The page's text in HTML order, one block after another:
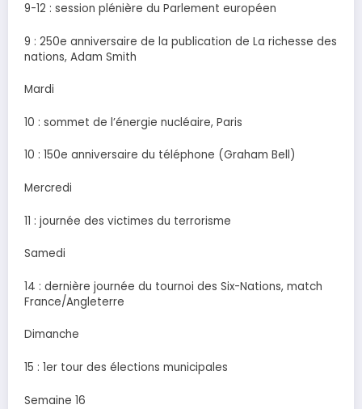
9-12 : session plénière du Parlement européen
9 : 250e anniversaire de la publication de La richesse des
nations, Adam Smith
Mardi
10 : sommet de l’énergie nucléaire, Paris
10 : 150e anniversaire du téléphone (Graham Bell)
Mercredi
11 : journée des victimes du terrorisme
Samedi
14 : dernière journée du tournoi des Six-Nations, match
France/Angleterre
Dimanche
15 : 1er tour des élections municipales
Semaine 16